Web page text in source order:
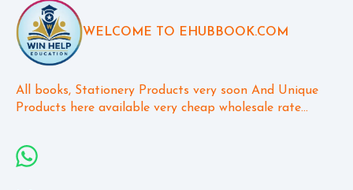
*ઓનલાઇન ખરીદી પર કુરીયર ચાર્જ
ફ્રી રહેશે.* વઘુને વઘુ બાળકો તથા
વાલીઓ સુધી આ મેસેજ પહોંચવો
જોઈએ.....
WELCOME TO EHUBBOOK.COM
All books, Stationery Products very soon And Unique
Products here available very cheap wholesale rate...